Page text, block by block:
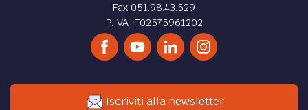
Fax 051.98.43.529
P.IVA IT02575961202
Iscriviti alla newsletter